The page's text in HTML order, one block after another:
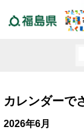
カレンダーで
2026年6月